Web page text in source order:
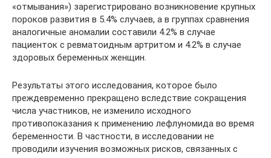
«отмывания») зарегистрировано возникновение крупных
пороков развития в 5.4% случаев, а в группах сравнения
аналогичные аномалии составили 4.2% в случае
пациенток с ревматоидным артритом и 4.2% в случае
здоровых беременных женщин.
Результаты этого исследования, которое было
преждевременно прекращено вследствие сокращения
числа участников, не изменило исходного
противопоказания к применению лефлуномида во время
беременности. В частности, в исследовании не
проводили изучения возможных рисков, связанных с